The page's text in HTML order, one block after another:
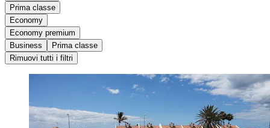
Prima classe
Economy
Economy premium
Business
Prima classe
Rimuovi tutti i filtri